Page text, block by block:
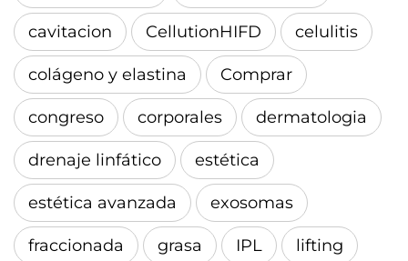
cavitacion CellutionHIFD celulitis
colágeno y elastina Comprar
congreso corporales dermatologia
drenaje linfático estética
estética avanzada exosomas
fraccionada grasa IPL lifting